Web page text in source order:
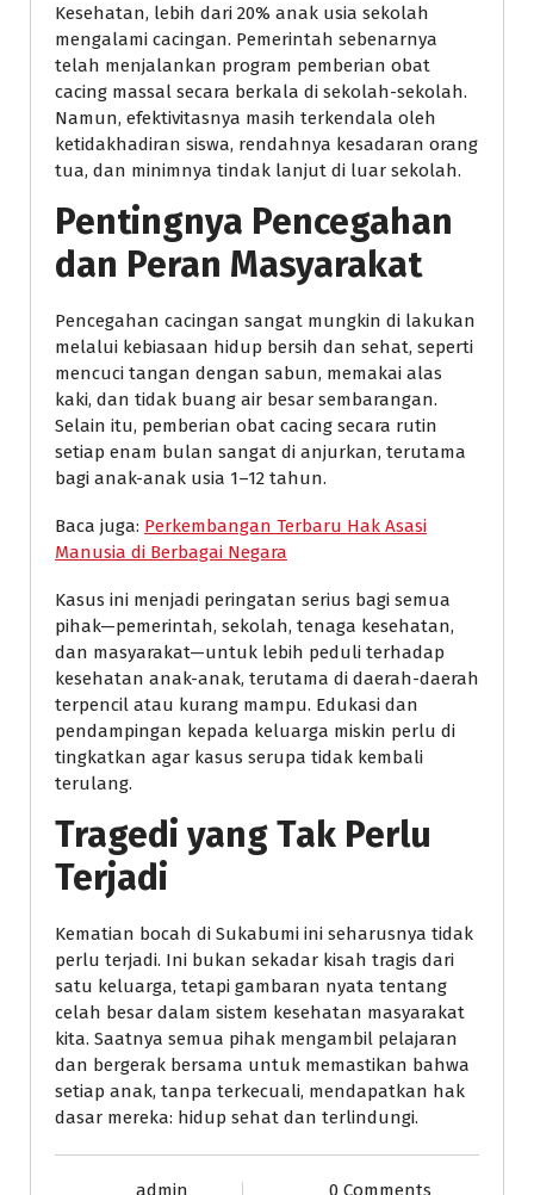
Kesehatan, lebih dari 20% anak usia sekolah
mengalami cacingan. Pemerintah sebenarnya
telah menjalankan program pemberian obat
cacing massal secara berkala di sekolah-sekolah.
Namun, efektivitasnya masih terkendala oleh
ketidakhadiran siswa, rendahnya kesadaran orang
tua, dan minimnya tindak lanjut di luar sekolah.
Pentingnya Pencegahan
dan Peran Masyarakat
Pencegahan cacingan sangat mungkin di lakukan
melalui kebiasaan hidup bersih dan sehat, seperti
mencuci tangan dengan sabun, memakai alas
kaki, dan tidak buang air besar sembarangan.
Selain itu, pemberian obat cacing secara rutin
setiap enam bulan sangat di anjurkan, terutama
bagi anak-anak usia 1–12 tahun.
Baca juga: Perkembangan Terbaru Hak Asasi
Manusia di Berbagai Negara
Kasus ini menjadi peringatan serius bagi semua
pihak—pemerintah, sekolah, tenaga kesehatan,
dan masyarakat—untuk lebih peduli terhadap
kesehatan anak-anak, terutama di daerah-daerah
terpencil atau kurang mampu. Edukasi dan
pendampingan kepada keluarga miskin perlu di
tingkatkan agar kasus serupa tidak kembali
terulang.
Tragedi yang Tak Perlu
Terjadi
Kematian bocah di Sukabumi ini seharusnya tidak
perlu terjadi. Ini bukan sekadar kisah tragis dari
satu keluarga, tetapi gambaran nyata tentang
celah besar dalam sistem kesehatan masyarakat
kita. Saatnya semua pihak mengambil pelajaran
dan bergerak bersama untuk memastikan bahwa
setiap anak, tanpa terkecuali, mendapatkan hak
dasar mereka: hidup sehat dan terlindungi.
admin 0 Comments